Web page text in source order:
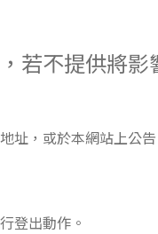
若不提供將影
址，或於本網站上公
登出動作。